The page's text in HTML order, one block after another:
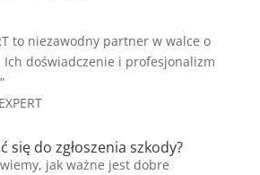
to niezawodny partner w walce o
Ich doświadczenie i profesjonalizm
się do zgłoszenia szkody?
wiemy, jak ważne jest dobre